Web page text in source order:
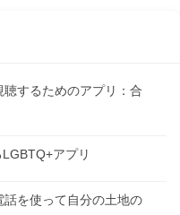
するためのアプリ：合
アプリ
を使って自分の土地の